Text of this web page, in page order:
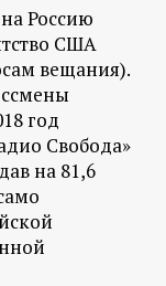
Россию
США
вещания).
год
Свобода»
на 81,6